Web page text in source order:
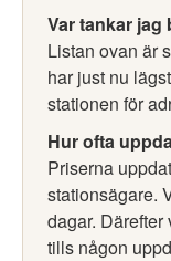
Var tankar
Listan ovan är
har just nu
stationen för
Hur ofta
Priserna
stationsägare.
dagar.
tills någon